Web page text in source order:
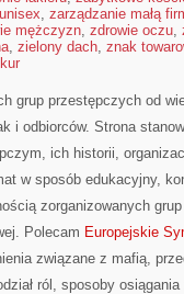
, zarządzanie małą
mężczyzn, zdrowie oczu,
, zielony dach, znak
grup przestępczych od
i odbiorców. Strona
ich historii,
w sposób edukacyjny,
zorganizowanych
Polecam Europejskie
związane z mafią,
ról, sposoby